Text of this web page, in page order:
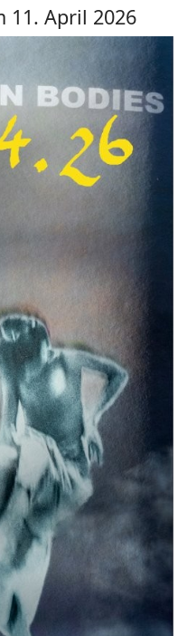
11. April 2026